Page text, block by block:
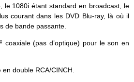
le 1080i étant standard en broadcast, le
courant dans les DVD Blu-ray, là où il
de bande passante.
coaxiale (pas d’optique) pour le son en
en double RCA/CINCH.